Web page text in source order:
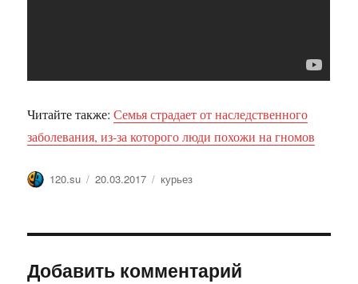
Читайте также:Семья страдает от наследственного
заболевания, из-за которого люди похожи на гномов
Автор
120.su Опубликовано
20.03.2017 Метки
курьез
Добавить комментарий